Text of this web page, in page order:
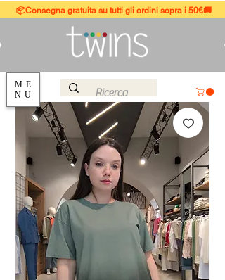
ME
NU
📦Consegna gratuita su tutti gli ordini sopra i 50€🚚